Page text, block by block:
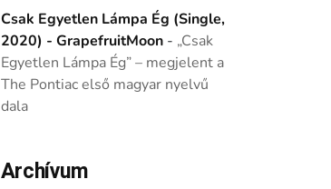
Csak Egyetlen Lámpa Ég (Single,
2020) - GrapefruitMoon- „Csak
Egyetlen Lámpa Ég” – megjelent a
The Pontiac első magyar nyelvű
dala
Archívum